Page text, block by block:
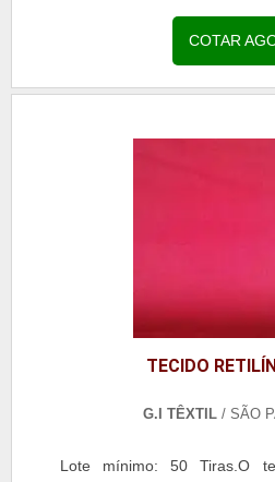
profissional, acessórios e
COTAR
TECIDO
G.I TÊXTIL / SÃO
Lote mínimo: 50 Tiras.O